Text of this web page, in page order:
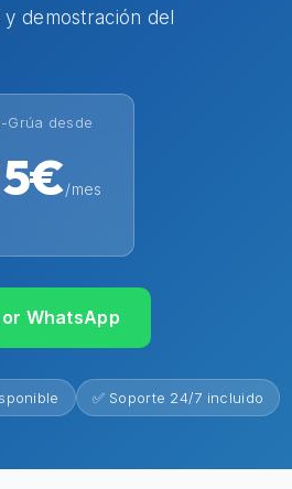
demostración del
Grúa desde
/mes
WhatsApp
✅ Soporte 24/7 incluido